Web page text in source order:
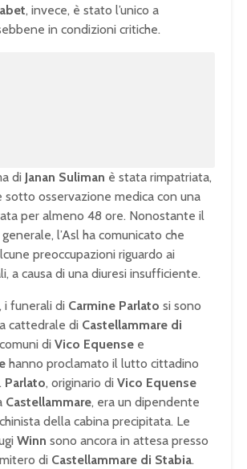
, invece, è stato l’unico a
in condizioni critiche.
di Janan Suliman è stata rimpatriata,
sotto osservazione medica con una
per almeno 48 ore. Nonostante il
l’Asl ha comunicato che
preoccupazioni riguardo ai
a causa di una diuresi insufficiente.
funerali di Carmine Parlato si sono
cattedrale di Castellammare di
di Vico Equense e
hanno proclamato il lutto cittadino
Parlato, originario di Vico Equense
Castellammare, era un dipendente
della cabina precipitata. Le
Winn sono ancora in attesa presso
di Castellammare di Stabia.